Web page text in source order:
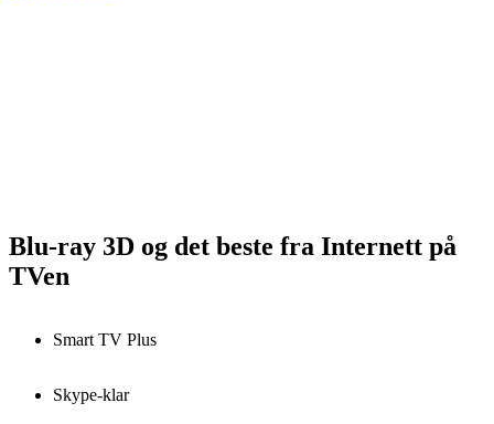
Blu-ray 3D og det beste fra Internett på
TVen
Smart TV Plus
Skype-klar